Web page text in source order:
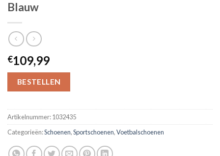
Blauw
€109,99
BESTELLEN
Artikelnummer:1032435
Categorieën:Schoenen,Sportschoenen,Voetbalschoenen